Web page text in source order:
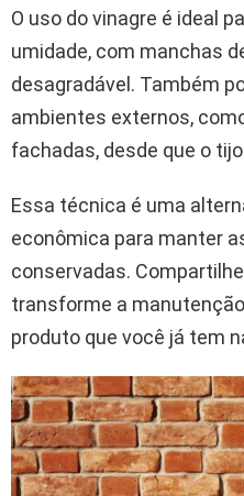
O uso do vinagre é ideal
umidade, com manchas
desagradável. Também
ambientes externos,
fachadas, desde que o
Essa técnica é uma
econômica para manter
conservadas.
transforme a
produto que você já tem